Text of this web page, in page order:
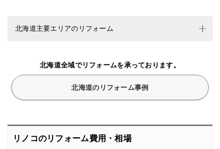
北海道主要エリアのリフォーム
北海道全域でリフォームを承っております。
北海道のリフォーム事例
リノコのリフォーム費用・相場